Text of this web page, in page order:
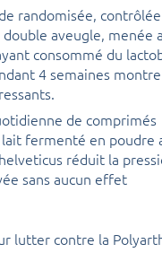
randomisée,
aveugle, menée
consommé du
4 semaines
de comprimés
fermenté en poudre
réduit la
sans aucun effet
lutter contre la